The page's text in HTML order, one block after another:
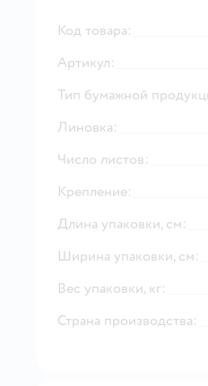
Код товара:
Артикул:
Тип бумажной
Линовка:
Число листов:
Крепление:
Длина упаковки, см:
Ширина упаковки, см:
Вес упаковки, кг:
Страна производства: